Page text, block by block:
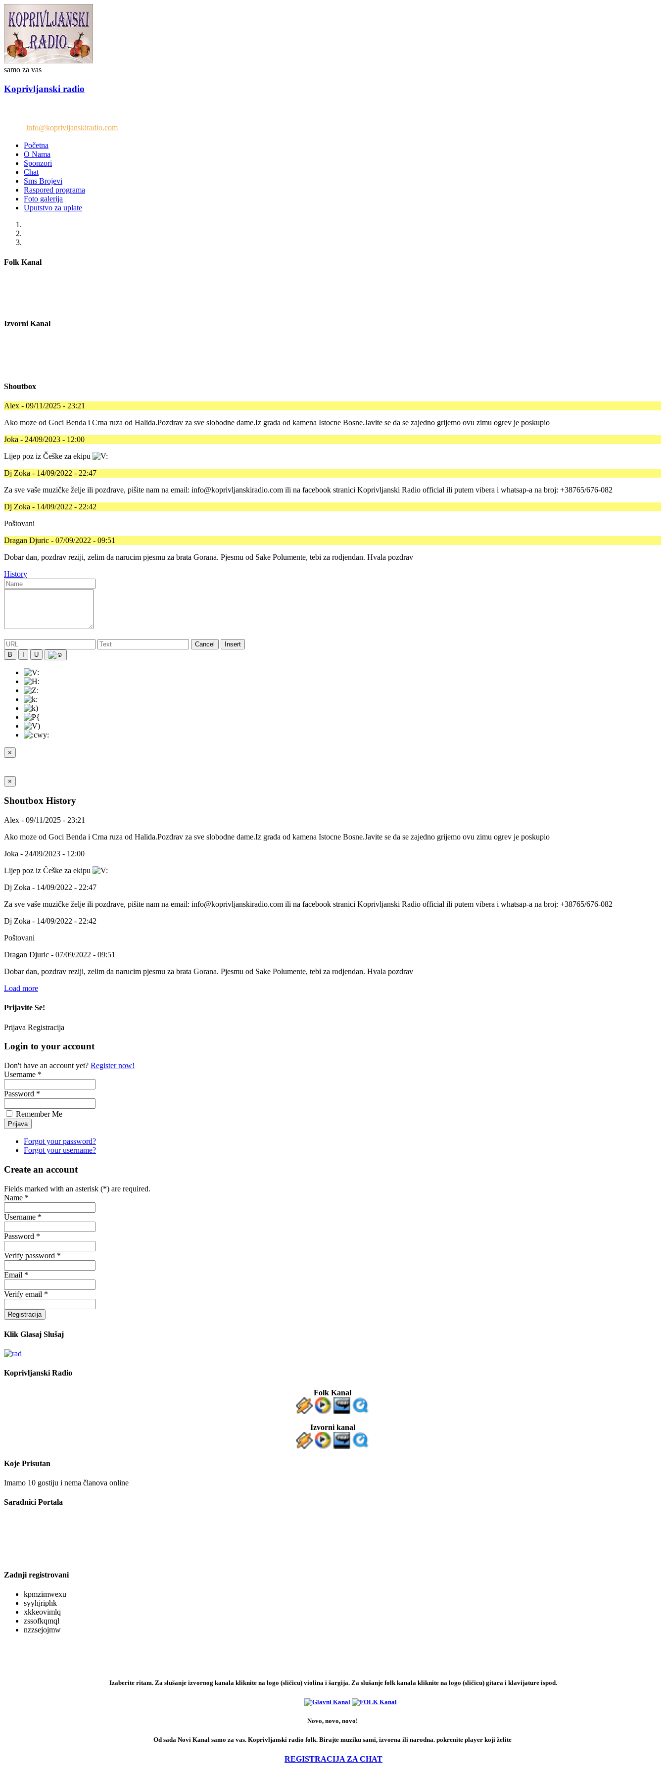
samo za vas
Koprivljanski radio
info@koprivljanskiradio.com
Početna
O Nama
Sponzori
Chat
Sms Brojevi
Raspored programa
Foto galerija
Uputstvo za uplate
Folk Kanal
Izvorni Kanal
Shoutbox
Alex - 09/11/2025 - 23:21
Ako moze od Goci Benda i Crna ruza od Halida.Pozdrav za sve slobodne dame.Iz grada od kamena Istocne Bosne.Javite se da se zajedno grijemo ovu zimu ogrev je poskupio
Joka - 24/09/2023 - 12:00
Lijep poz iz Češke za ekipu
Dj Zoka - 14/09/2022 - 22:47
Za sve vaše muzičke želje ili pozdrave, pišite nam na email: info@koprivljanskiradio.com ili na facebook stranici Koprivljanski Radio official ili putem vibera i whatsap-a na broj: +38765/676-082
Dj Zoka - 14/09/2022 - 22:42
Poštovani
Dragan Djuric - 07/09/2022 - 09:51
Dobar dan, pozdrav reziji, zelim da narucim pjesmu za brata Gorana. Pjesmu od Sake Polumente, tebi za rodjendan. Hvala pozdrav
History
Cancel
Insert
B
U
×
×
Shoutbox History
Alex - 09/11/2025 - 23:21
Ako moze od Goci Benda i Crna ruza od Halida.Pozdrav za sve slobodne dame.Iz grada od kamena Istocne Bosne.Javite se da se zajedno grijemo ovu zimu ogrev je poskupio
Joka - 24/09/2023 - 12:00
Lijep poz iz Češke za ekipu
Dj Zoka - 14/09/2022 - 22:47
Za sve vaše muzičke želje ili pozdrave, pišite nam na email: info@koprivljanskiradio.com ili na facebook stranici Koprivljanski Radio official ili putem vibera i whatsap-a na broj: +38765/676-082
Dj Zoka - 14/09/2022 - 22:42
Poštovani
Dragan Djuric - 07/09/2022 - 09:51
Dobar dan, pozdrav reziji, zelim da narucim pjesmu za brata Gorana. Pjesmu od Sake Polumente, tebi za rodjendan. Hvala pozdrav
Load more
Prijavite Se!
Prijava Registracija
Login to your account
Don't have an account yet? Register now!
Username *
Password *
Remember Me
Forgot your password?
Forgot your username?
Create an account
Fields marked with an asterisk (*) are required.
Name *
Username *
Password *
Verify password *
Email *
Verify email *
Registracija
Klik Glasaj Slušaj
Koprivljanski Radio
Folk Kanal
Izvorni kanal
Koje Prisutan
Imamo 10 gostiju i nema članova online
Saradnici Portala
Zadnji registrovani
kpmzimwexu
syyhjriphk
xkkeovimlq
zssofkqmql
nzzsejojmw
Izaberite ritam. Za slušanje izvornog kanala kliknite na logo (sličicu) violina i šargija. Za slušanje folk kanala kliknite na logo (sličicu) gitara i klavijature ispod.
Novo, novo, novo!
Od sada Novi Kanal samo za vas. Koprivljanski radio folk. Birajte muziku sami, izvorna ili narodna. pokrenite player koji želite
REGISTRACIJA ZA CHAT